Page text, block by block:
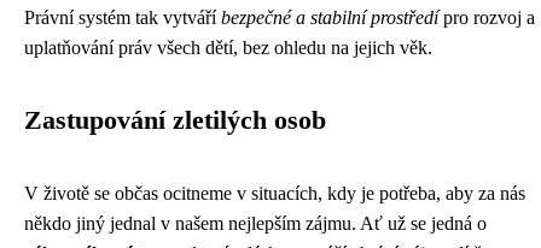
Právní systém tak vytváříbezpečné a stabilní prostředípro rozvoj a
uplatňování práv všech dětí, bez ohledu na jejich věk.
Zastupování zletilých osob
V životě se občas ocitneme v situacích, kdy je potřeba, aby za nás
někdo jiný jednal v našem nejlepším zájmu. Ať už se jedná o